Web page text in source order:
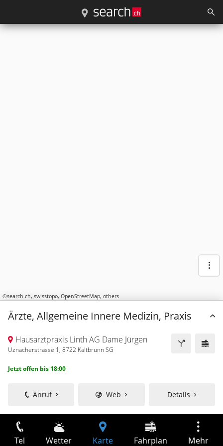
©search.ch, swisstopo, OpenStreetMap, others
Ärzte, Allgemeine Innere Medizin, Praxis
Hausarztpraxis Linth AG Dame Jürgen
Uznacherstrasse 1, 8722 Kaltbrunn SG
Jetzt offen bis 18:00
Anruf Web Details
Tel Wetter Karte Fahrplan Mehr